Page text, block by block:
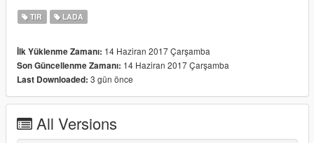
TIR LADA
İlk Yüklenme Zamanı: 14 Haziran 2017 Çarşamba
Son Güncellenme Zamanı: 14 Haziran 2017 Çarşamba
Last Downloaded: 3 gün önce
All Versions